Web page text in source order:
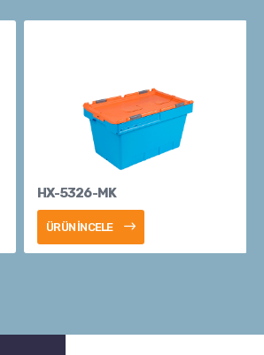
HX-5326-MK
ÜRÜN İNCELE